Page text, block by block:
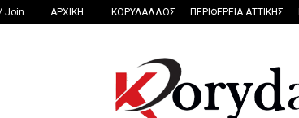
Join ΑΡΧΙΚΗ ΚΟΡΥΔΑΛΛΟΣ ΠΕΡΙΦΕΡΕΙΑ ΑΤΤΙΚΗΣ